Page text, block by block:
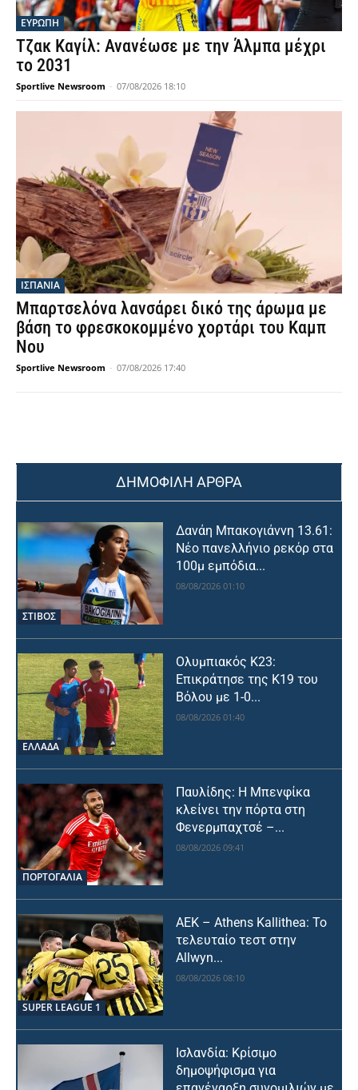
ΕΥΡΩΠΗ
Τζακ Καγίλ: Ανανέωσε με την Άλμπα μέχρι
το 2031
Sportlive Newsroom - 07/08/2026 18:10
ΙΣΠΑΝΙΑ
Μπαρτσελόνα λανσάρει δικό της άρωμα με
βάση το φρεσκοκομμένο χορτάρι του Καμπ
Νου
Sportlive Newsroom - 07/08/2026 17:40
ΔΗΜΟΦΙΛΗ ΑΡΘΡΑ
ΣΤΙΒΟΣ
Δανάη Μπακογιάννη 13.61:
Νέο πανελλήνιο ρεκόρ στα
100μ εμπόδια...
08/08/2026 01:10
ΕΛΛΑΔΑ
Ολυμπιακός Κ23:
Επικράτησε της Κ19 του
Βόλου με 1-0...
08/08/2026 01:40
ΠΟΡΤΟΓΑΛΙΑ
Παυλίδης: Η Μπενφίκα
κλείνει την πόρτα στη
Φενερμπαχτσέ –...
08/08/2026 09:41
SUPER LEAGUE 1
ΑΕΚ – Athens Kallithea: Το
τελευταίο τεστ στην
Allwyn...
08/08/2026 08:10
Ισλανδία: Κρίσιμο
δημοψήφισμα για